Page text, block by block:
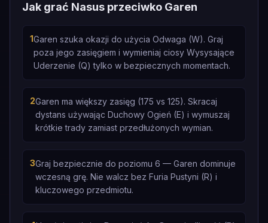
Jak grać Nasus przeciwko Garen
1Garen szuka okazji do użycia Odwaga (W). Graj
poza jego zasięgiem i wymieniaj ciosy Wysysające
Uderzenie (Q) tylko w bezpiecznych momentach.
2Garen ma większy zasięg (175 vs 125). Skracaj
dystans używając Duchowy Ogień (E) i wymuszaj
krótkie trady zamiast przedłużonych wymian.
3Graj bezpiecznie do poziomu 6 — Garen dominuje
wczesną grę. Nie walcz bez Furia Pustyni (R) i
kluczowego przedmiotu.